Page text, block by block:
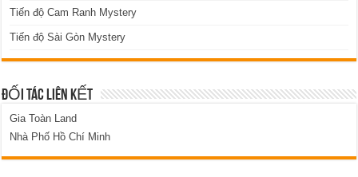
Tiến độ Cam Ranh Mystery
Tiến độ Sài Gòn Mystery
ĐỐI TÁC LIÊN KẾT
Gia Toàn Land
Nhà Phố Hồ Chí Minh